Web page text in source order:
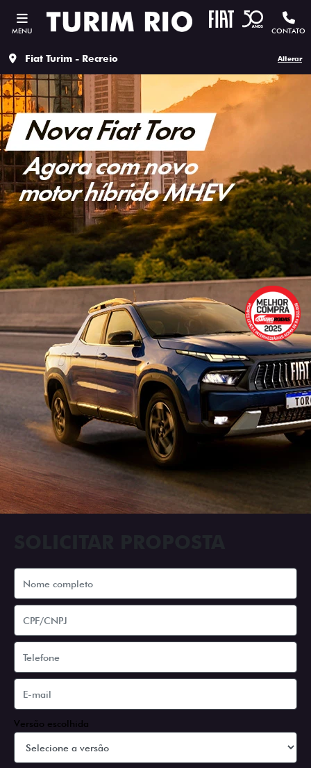
MENU CONTATO
Fiat Turim - Recreio Alterar
Versão escolhida